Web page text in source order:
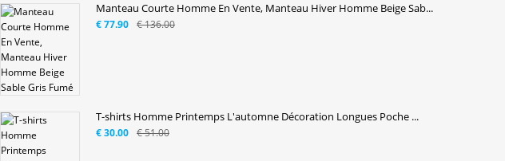
Manteau Courte Homme En Vente, Manteau Hiver Homme Beige Sab...
€ 136.00
€ 77.90
T-shirts Homme Printemps L'automne Décoration Longues Poche ...
€ 51.00
€ 30.00